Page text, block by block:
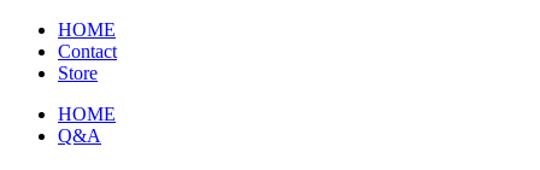
HOME
Contact
Store
HOME
Q&A